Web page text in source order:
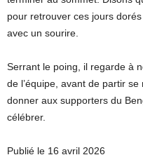
pour retrouver ces jours
avec un sourire.
Serrant le poing, il regarde à
de l’équipe, avant de partir
donner aux supporters du
célébrer.
Publié le 16 avril 2026